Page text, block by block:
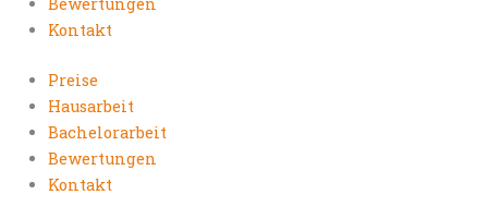
Kontakt
Preise
Hausarbeit
Bachelorarbeit
Bewertungen
Kontakt